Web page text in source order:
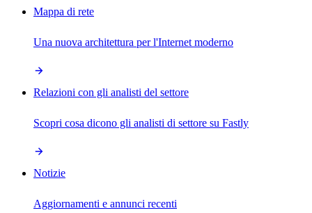
Mappa di rete
Una nuova architettura per l'Internet moderno
Relazioni con gli analisti del settore
Scopri cosa dicono gli analisti di settore su Fastly
Notizie
Aggiornamenti e annunci recenti